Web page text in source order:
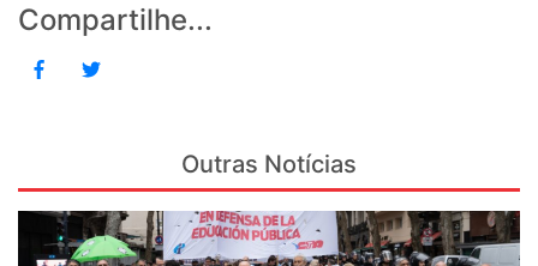
Compartilhe...
Outras Notícias